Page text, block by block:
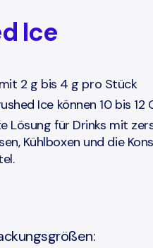
Ice
2 g bis 4 g pro Stück
Ice können 10 bis
Lösung für Drinks mit
Kühlboxen und die